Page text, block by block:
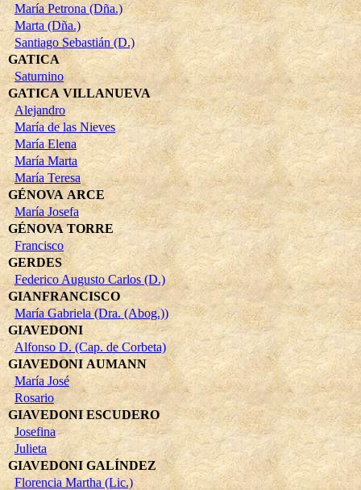
María Petrona (Dña.)
Marta (Dña.)
Santiago Sebastián (D.)
GATICA
Saturnino
GATICA VILLANUEVA
Alejandro
María de las Nieves
María Elena
María Marta
María Teresa
GÉNOVA ARCE
María Josefa
GÉNOVA TORRE
Francisco
GERDES
Federico Augusto Carlos (D.)
GIANFRANCISCO
María Gabriela (Dra. (Abog.))
GIAVEDONI
Alfonso D. (Cap. de Corbeta)
GIAVEDONI AUMANN
María José
Rosario
GIAVEDONI ESCUDERO
Josefina
Julieta
GIAVEDONI GALÍNDEZ
Florencia Martha (Lic.)